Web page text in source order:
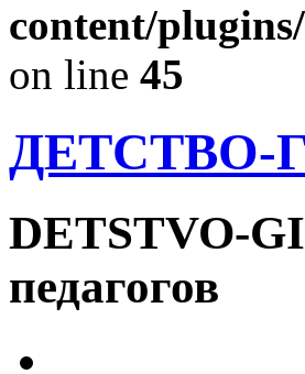
content/
on line 45
ДЕТСТВО-
DETSTVO-
педагогов